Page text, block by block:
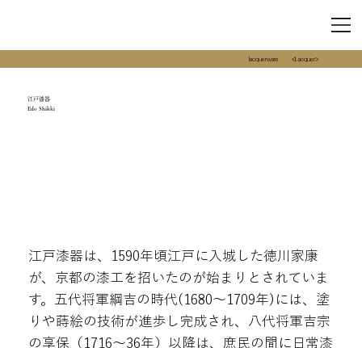
lacquerware <Lacquer>
江戸漆器
Edo Shikki
江戸漆器は、1590年頃江戸に入城した徳川家康
が、京都の漆工を招いたのが始まりとされていま
す。五代将軍綱吉の時代(1680～1709年)には、塗
りや蒔絵の技術が進歩し完成され、八代将軍吉宗
の享保（1716～36年）以降は、庶民の間に日常漆